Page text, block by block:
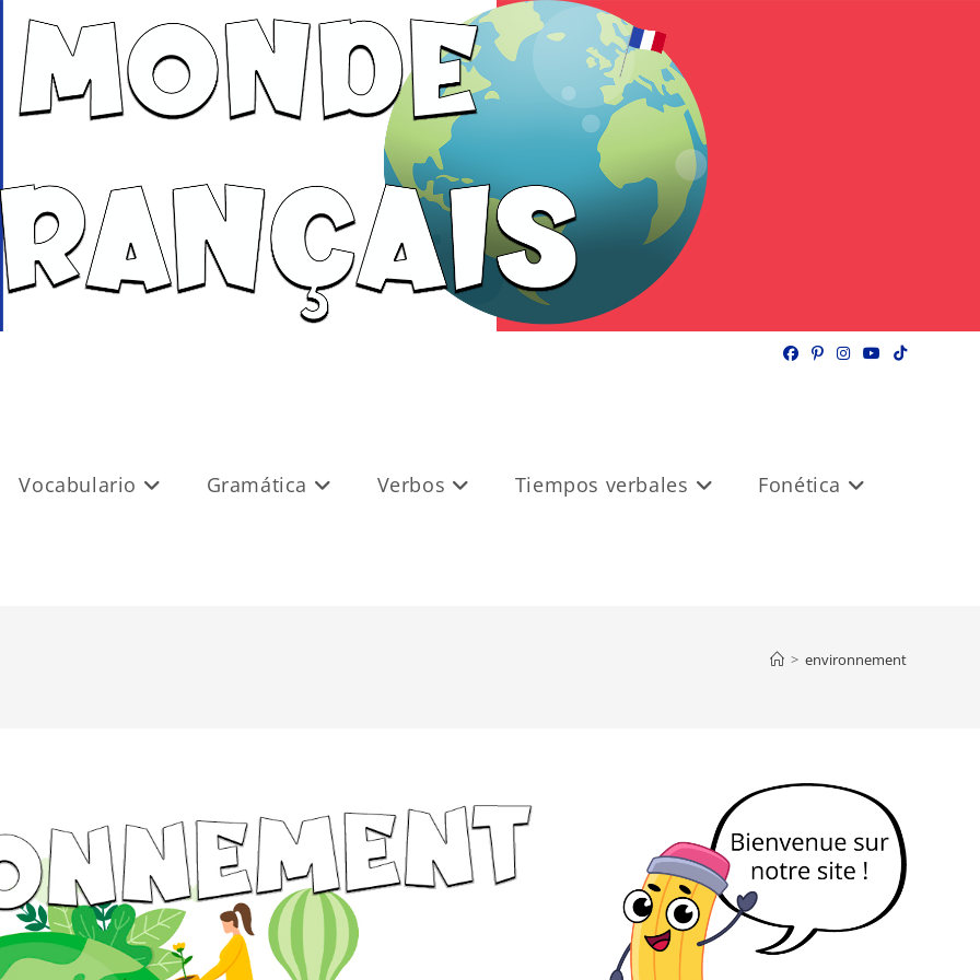
Vocabulario Gramática Verbos Tiempos verbales Fonética
> environnement